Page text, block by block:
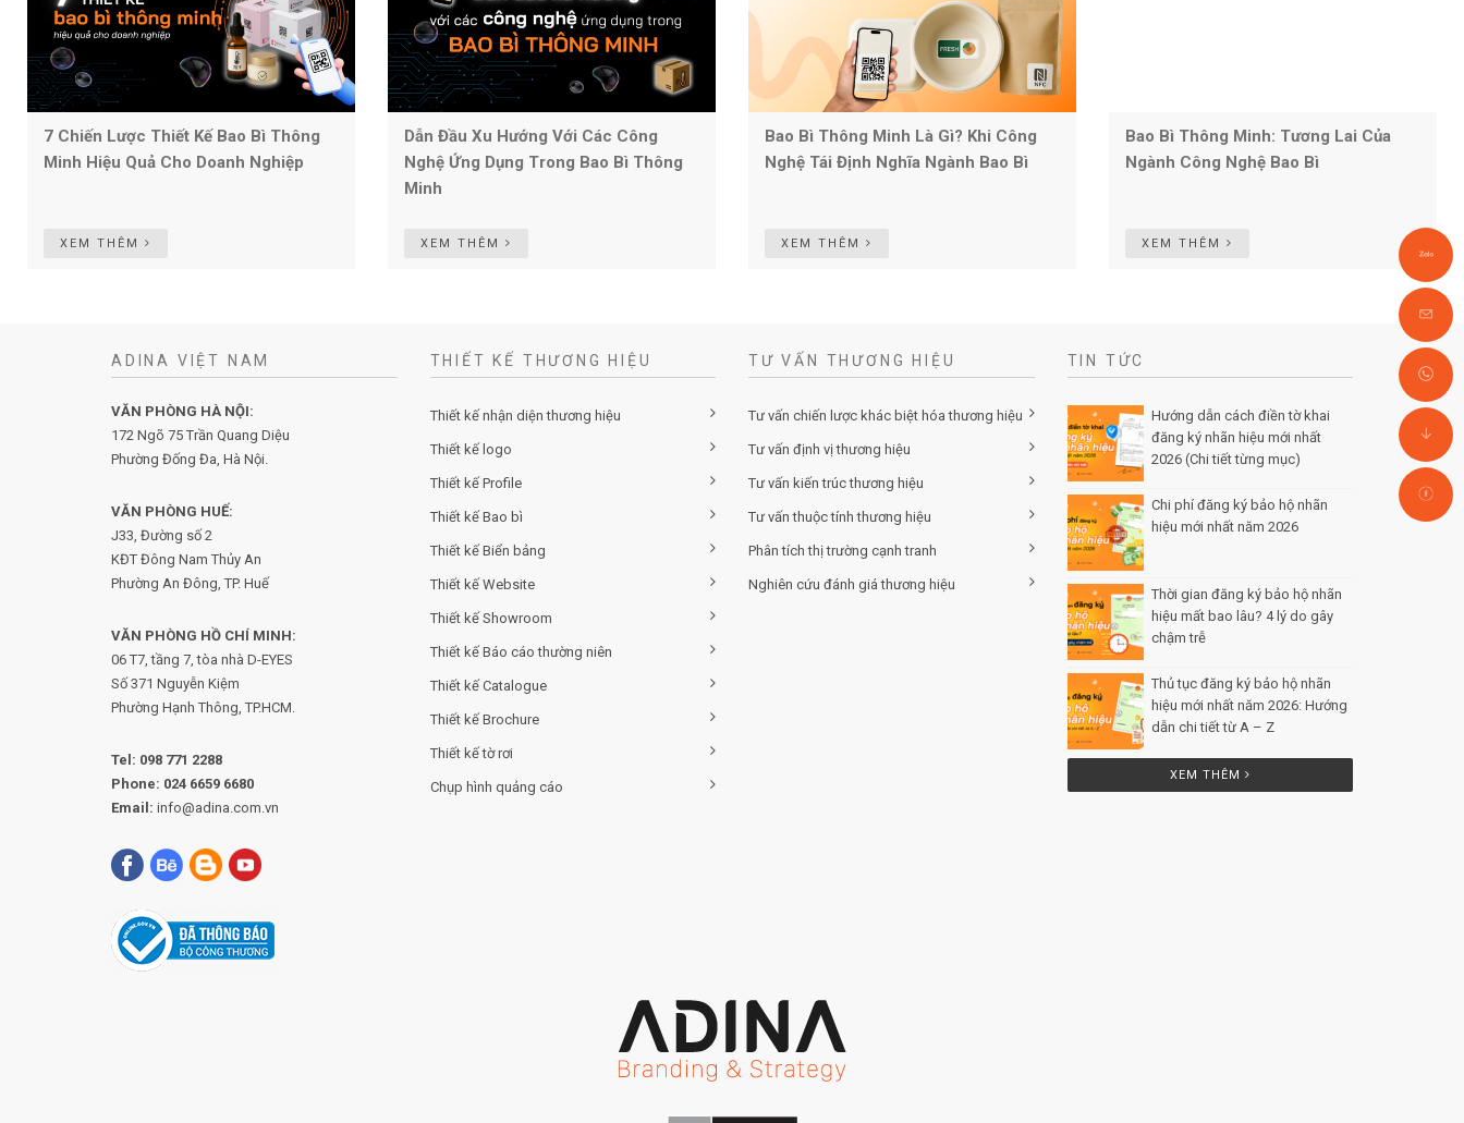
7 Chiến Lược Thiết Kế Bao Bì Thông
Minh Hiệu Quả Cho Doanh Nghiệp
XEM THÊM
Dẫn Đầu Xu Hướng Với Các Công
Nghệ Ứng Dụng Trong Bao Bì Thông
Minh
XEM THÊM
Bao Bì Thông Minh Là Gì? Khi Công
Nghệ Tái Định Nghĩa Ngành Bao Bì
XEM THÊM
Bao Bì Thông Minh: Tương Lai Của
Ngành Công Nghệ Bao Bì
XEM THÊM
ADINA VIỆT NAM
VĂN PHÒNG HÀ NỘI:
172 Ngõ 75 Trần Quang Diệu
Phường Đống Đa, Hà Nội.
VĂN PHÒNG HUẾ:
J33, Đường số 2
KĐT Đông Nam Thủy An
Phường An Đông, TP. Huế
VĂN PHÒNG HỒ CHÍ MINH:
06 T7, tầng 7, tòa nhà D-EYES
Số 371 Nguyễn Kiệm
Phường Hạnh Thông, TP.HCM.
Tel: 098 771 2288
Phone: 024 6659 6680
Email: info@adina.com.vn
THIẾT KẾ THƯƠNG HIỆU
Thiết kế nhận diện thương hiệu
Thiết kế logo
Thiết kế Profile
Thiết kế Bao bì
Thiết kế Biển bảng
Thiết kế Website
Thiết kế Showroom
Thiết kế Báo cáo thường niên
Thiết kế Catalogue
Thiết kế Brochure
Thiết kế tờ rơi
Chụp hình quảng cáo
TƯ VẤN THƯƠNG HIỆU
Tư vấn chiến lược khác biệt hóa thương hiệu
Tư vấn định vị thương hiệu
Tư vấn kiến trúc thương hiệu
Tư vấn thuộc tính thương hiệu
Phân tích thị trường cạnh tranh
Nghiên cứu đánh giá thương hiệu
TIN TỨC
Hướng dẫn cách điền tờ khai
đăng ký nhãn hiệu mới nhất
2026 (Chi tiết từng mục)
Chi phí đăng ký bảo hộ nhãn
hiệu mới nhất năm 2026Posted
Thời gian đăng ký bảo hộ nhãn
hiệu mất bao lâu? 4 lý do gây
chậm trễPosted by Minh Tâm 26
Thủ tục đăng ký bảo hộ nhãn
hiệu mới nhất năm 2026: Hướng
dẫn chi tiết từ A – ZPosted by
XEM THÊM